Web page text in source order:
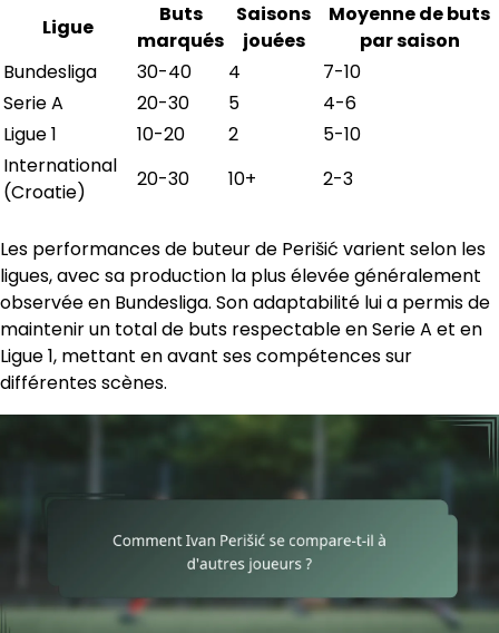
Ligue
Buts
marqués
Saisons
jouées
Moyenne de buts
par saison
Bundesliga
30-40 4
7-10
Serie A
20-30 5
4-6
Ligue 1
10-20 2
5-10
International
(Croatie)
20-30 10+ 2-3
Les performances de buteur de Perišić varient selon les
ligues, avec sa production la plus élevée généralement
observée en Bundesliga. Son adaptabilité lui a permis de
maintenir un total de buts respectable en Serie A et en
Ligue 1, mettant en avant ses compétences sur
différentes scènes.